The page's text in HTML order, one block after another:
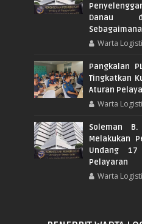
Danau
Warta
Pangkalan
Tingkatkan
Aturan
Warta
Soleman
Melakukan
Undang
Pelayaran
Warta